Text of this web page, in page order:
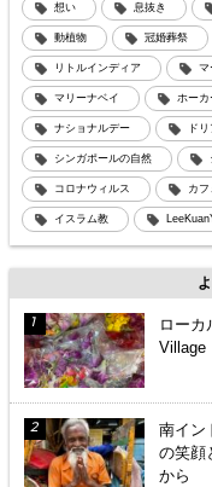
想い 息抜き
動植物 冠婚葬祭
リトルインディア マ
マリーナベイ ホーカ
ナショナルデー ド
シンガポールの自然
コロナウィルス カフ
イスラム教
ローカ
Village
南イン
の笑顔
から